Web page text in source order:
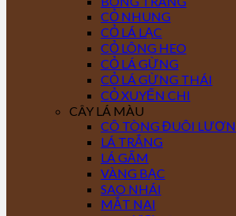
CỎ NHUNG
CỎ LÁ LẠC
CỎ LÔNG HEO
CỎ LÁ GỪNG
CỎ LÁ GỪNG THÁI
CỎ XUYẾN CHI
CÂY LÁ MÀU
CÔ TÒNG ĐUÔI LƯƠN
LÁ TRẮNG
LÁ GẤM
VÀNG BẠC
SAO NHÁI
MẮT NAI